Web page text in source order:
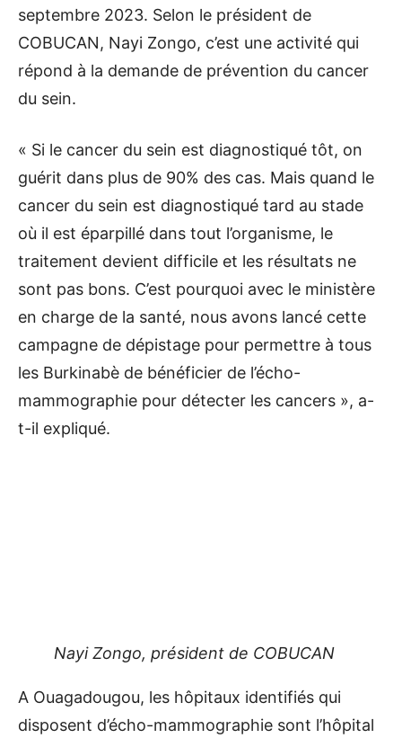
septembre 2023. Selon le président de
COBUCAN, Nayi Zongo, c’est une activité qui
répond à la demande de prévention du cancer
du sein.
« Si le cancer du sein est diagnostiqué tôt, on
guérit dans plus de 90% des cas. Mais quand le
cancer du sein est diagnostiqué tard au stade
où il est éparpillé dans tout l’organisme, le
traitement devient difficile et les résultats ne
sont pas bons. C’est pourquoi avec le ministère
en charge de la santé, nous avons lancé cette
campagne de dépistage pour permettre à tous
les Burkinabè de bénéficier de l’écho-
mammographie pour détecter les cancers », a-
t-il expliqué.
Nayi Zongo, président de COBUCAN
A Ouagadougou, les hôpitaux identifiés qui
disposent d’écho-mammographie sont l’hôpital